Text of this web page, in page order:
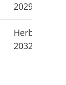
2029
Herbst
2032